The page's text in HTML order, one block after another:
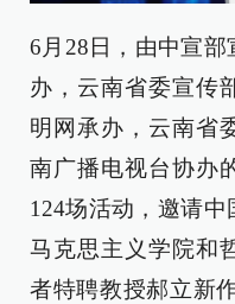
6月28日，由中宣
办，云南省委宣传
明网承办，云南省
南广播电视台协办
124场活动，邀请中
马克思主义学院和
者特聘教授郝立新